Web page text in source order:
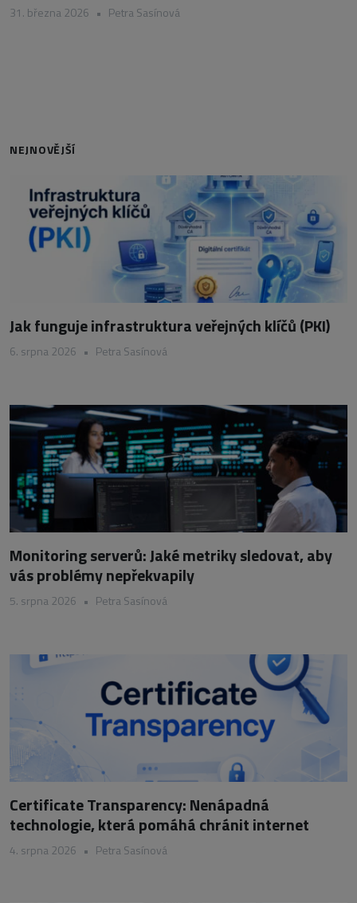
31. března 2026 • Petra Sasínová
NEJNOVĚJŠÍ
Jak funguje infrastruktura veřejných klíčů (PKI)
6. srpna 2026 • Petra Sasínová
Monitoring serverů: Jaké metriky sledovat, aby
vás problémy nepřekvapily
5. srpna 2026 • Petra Sasínová
Certificate Transparency: Nenápadná
technologie, která pomáhá chránit internet
4. srpna 2026 • Petra Sasínová